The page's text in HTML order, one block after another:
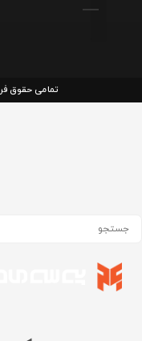
تمامی حقوق